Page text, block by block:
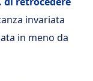
invariata
in meno da